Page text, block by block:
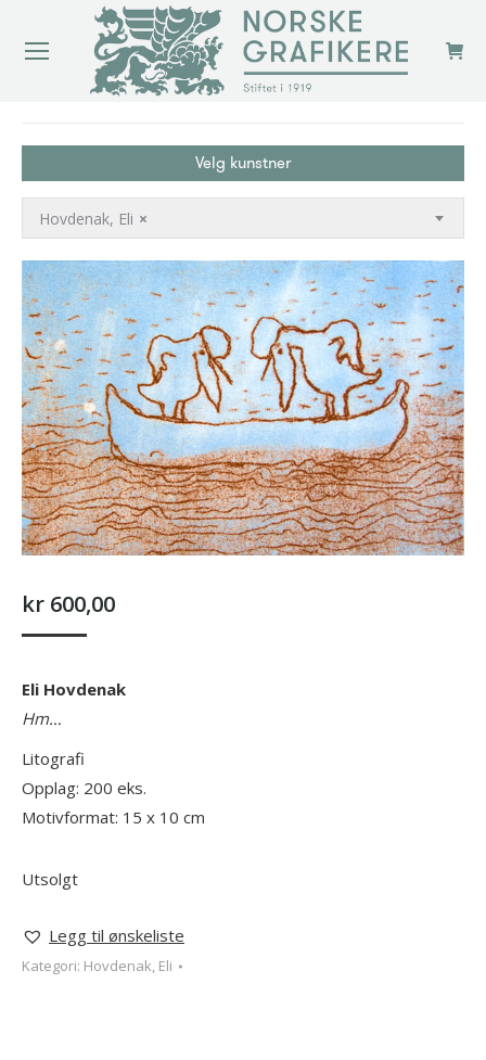
Velg kunstner
×
Hovdenak, Eli
kr 600,00
Eli Hovdenak
Hm…
Litografi
Opplag: 200 eks.
Motivformat: 15 x 10 cm
Utsolgt
Legg til ønskeliste
Kategori: Hovdenak, Eli